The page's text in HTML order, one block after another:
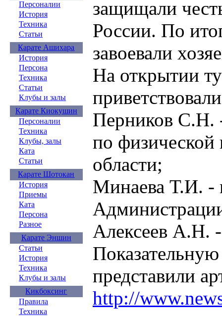
Персоналии
История
Техника
Статьи
Карате Ашихара
История
Персона
Техника
Статьи
Клубы и залы
Карате Киокушин
Персоналии
Техника
Клубы, залы
Ката
Статьи
Карате Шотокан
История
Приемы
Ката
Персона
Разное
Карате Эншин
Статьи
История
Техника
Клубы и залы
Кикбоксинг
Правила
Техника
защищали
России. По
завоевали
На открытии
Перников С.Н.
по физической
области;
Минаева Т.И. -
Алексеев
представили
http://